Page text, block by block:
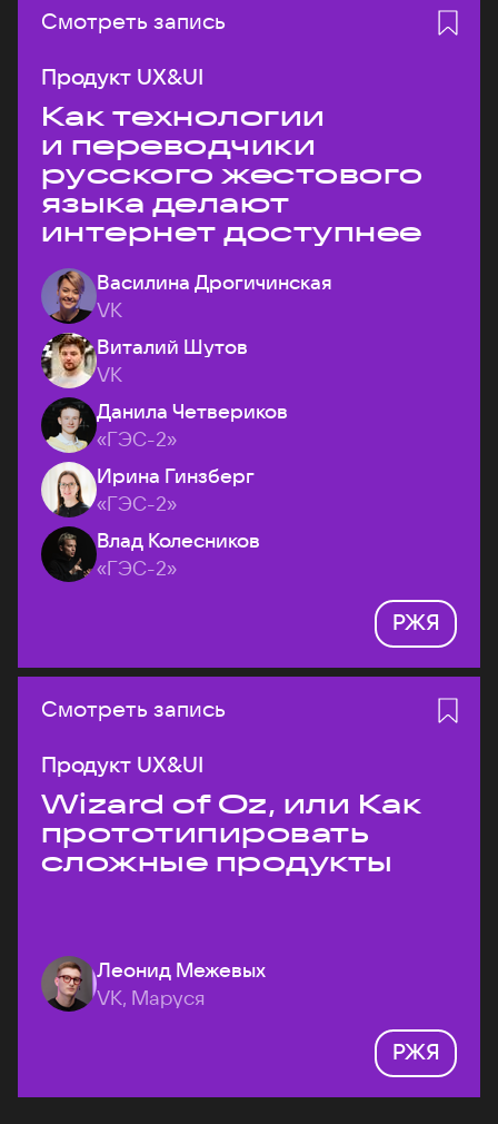
Смотреть запись
Продукт UX&UI
Как технологии
и переводчики
русского жестового
языка делают
интернет доступнее
Василина Дрогичинская
VK
Виталий Шутов
VK
Данила Четвериков
«ГЭС-2»
Ирина Гинзберг
«ГЭС-2»
Влад Колесников
«ГЭС-2»
РЖЯ
Смотреть запись
Продукт UX&UI
Wizard of Oz, или Как
прототипировать
сложные продукты
Леонид Межевых
VK, Маруся
РЖЯ